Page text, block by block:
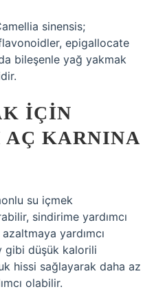
sinensis;
epigallocate
bileşenle yağ yakmak
IÇIN
KARNINA
su içmek
sindirime yardımcı
yardımcı
gibi düşük kalorili
hissi sağlayarak daha az
olabilir.